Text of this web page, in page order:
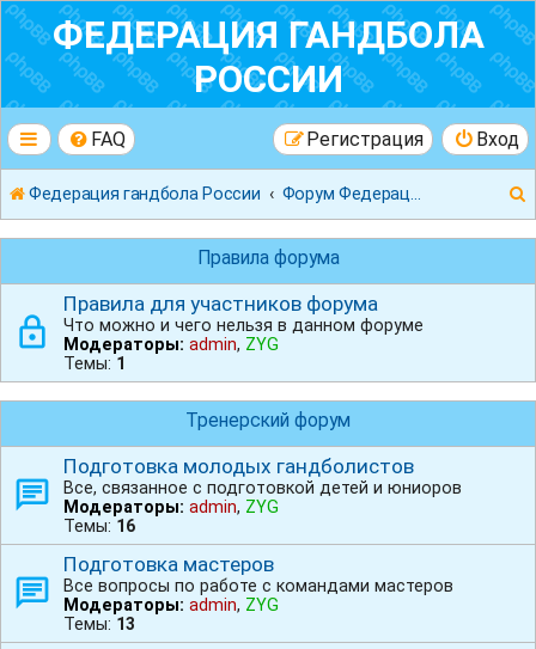
ФЕДЕРАЦИЯ ГАНДБОЛА
РОССИИ
FAQ Вход
Регистрация
Федерация гандбола России
Правила форума
Правила для участников форума
Что можно и чего нельзя в данном форуме
Модераторы: admin, ZYG
Темы: 1
Тренерский форум
Подготовка молодых гандболистов
Все, связанное с подготовкой детей и юниоров
Модераторы: admin, ZYG
Темы: 16
Подготовка мастеров
Все вопросы по работе с командами мастеров
Модераторы: admin, ZYG
Темы: 13